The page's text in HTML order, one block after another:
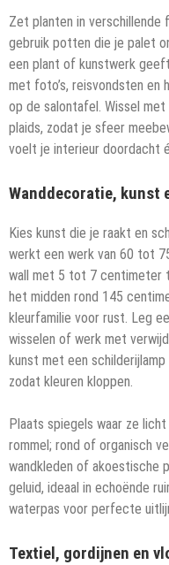
Zet planten in verschillende
gebruik potten die je palet
een plant of kunstwerk
met foto’s, reisvondsten en
op de salontafel. Wissel met
plaids, zodat je sfeer
voelt je interieur doordacht
Wanddecoratie, kunst
Kies kunst die je raakt en
werkt een werk van 60 tot
wall met 5 tot 7 centimeter
het midden rond 145
kleurfamilie voor rust. Leg
wisselen of werk met
kunst met een
zodat kleuren kloppen.
Plaats spiegels waar ze
rommel; rond of organisch
wandkleden of akoestische
geluid, ideaal in echoënde
waterpas voor perfecte
Textiel, gordijnen en